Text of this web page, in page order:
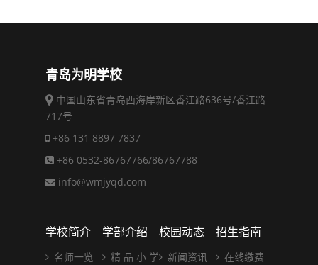
青岛为明学校
中国山东省青岛西海岸新区香江路636号/香江路
717号
+86 131 8897 7837
+86 0532-86767766/86767788
info@wmjyqd.com
学校简介
名师一览
学部介绍
精 品 小 学
校园动态
新闻资讯
招生指南
在线缴费